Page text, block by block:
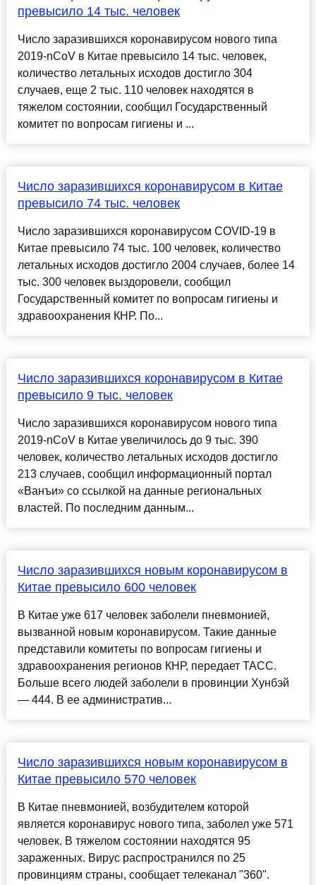
превысило 14 тыс. человек
Число заразившихся коронавирусом нового типа
2019-nCoV в Китае превысило 14 тыс. человек,
количество летальных исходов достигло 304
случаев, еще 2 тыс. 110 человек находятся в
тяжелом состоянии, сообщил Государственный
комитет по вопросам гигиены и ...
Число заразившихся коронавирусом в Китае
превысило 74 тыс. человек
Число заразившихся коронавирусом COVID-19 в
Китае превысило 74 тыс. 100 человек, количество
летальных исходов достигло 2004 случаев, более 14
тыс. 300 человек выздоровели, сообщил
Государственный комитет по вопросам гигиены и
здравоохранения КНР. По...
Число заразившихся коронавирусом в Китае
превысило 9 тыс. человек
Число заразившихся коронавирусом нового типа
2019-nCoV в Китае увеличилось до 9 тыс. 390
человек, количество летальных исходов достигло
213 случаев, сообщил информационный портал
«Ванъи» со ссылкой на данные региональных
властей. По последним данным...
Число заразившихся новым коронавирусом в
Китае превысило 600 человек
В Китае уже 617 человек заболели пневмонией,
вызванной новым коронавирусом. Такие данные
представили комитеты по вопросам гигиены и
здравоохранения регионов КНР, передает ТАСС.
Больше всего людей заболели в провинции Хунбэй
— 444. В ее административ...
Число заразившихся новым коронавирусом в
Китае превысило 570 человек
В Китае пневмонией, возбудителем которой
является коронавирус нового типа, заболел уже 571
человек. В тяжелом состоянии находятся 95
зараженных. Вирус распространился по 25
провинциям страны, сообщает телеканал "360".